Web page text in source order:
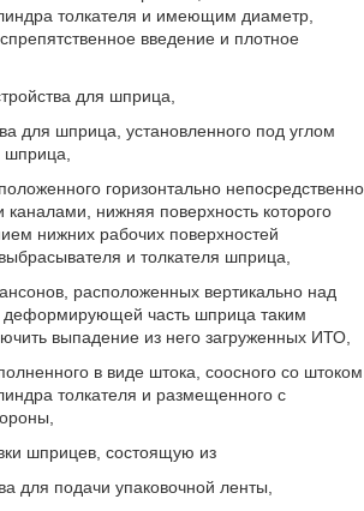
толкателя и имеющим диаметр,
введение и плотное
для шприца,
для шприца, установленного под углом
шприца,
горизонтально непосредственно
нижняя поверхность которого
нижних рабочих поверхностей
и толкателя шприца,
расположенных вертикально над
часть шприца таким
выпадение из него загруженных ИТО,
в виде штока, соосного со штоком
толкателя и размещенного с
шприцев, состоящую из
для подачи упаковочной ленты,